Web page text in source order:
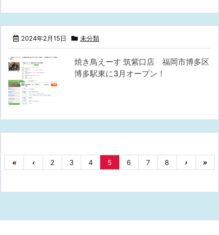
2024年2月15日 未分類
焼き鳥えーす 筑紫口店 福岡市博多区
博多駅東に3月オープン！
« ‹ 2 3 4 5 6 7 8 › »